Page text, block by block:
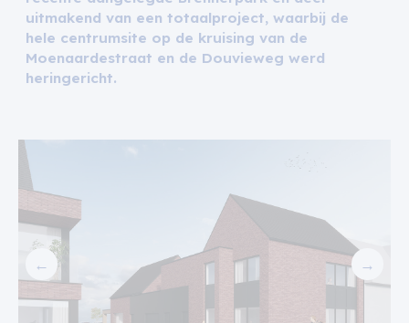
uitmakend van een totaalproject, waarbij de
hele centrumsite op de kruising van de
Moenaardestraat en de Douvieweg werd
heringericht.
← →